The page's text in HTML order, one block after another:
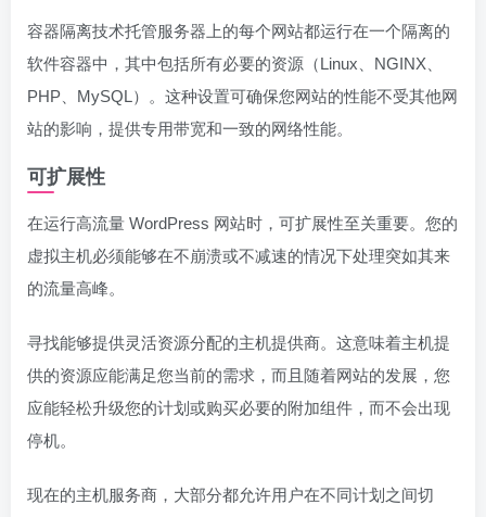
容器隔离技术托管服务器上的每个网站都运行在一个隔离的
软件容器中，其中包括所有必要的资源（Linux、NGINX、
PHP、MySQL）。这种设置可确保您网站的性能不受其他网
站的影响，提供专用带宽和一致的网络性能。
可扩展性
在运行高流量 WordPress 网站时，可扩展性至关重要。您的
虚拟主机必须能够在不崩溃或不减速的情况下处理突如其来
的流量高峰。
寻找能够提供灵活资源分配的主机提供商。这意味着主机提
供的资源应能满足您当前的需求，而且随着网站的发展，您
应能轻松升级您的计划或购买必要的附加组件，而不会出现
停机。
现在的主机服务商，大部分都允许用户在不同计划之间切